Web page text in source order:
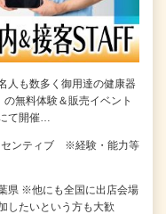
人も数多く御用達の健康器
無料体験＆販売イベント
て開催…
センティブ ※経験・能力等
県 ※他にも全国に出店会場
したいという方も大歓